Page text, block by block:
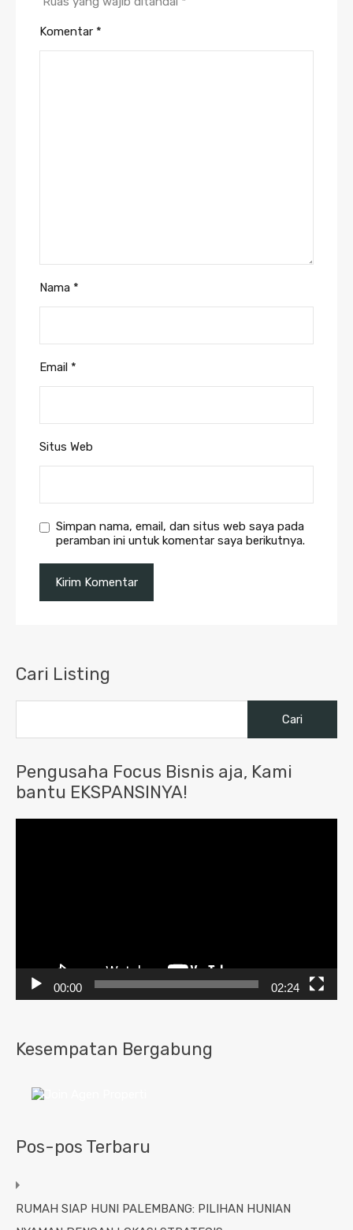
Komentar *
Nama *
Email *
Situs Web
Simpan nama, email, dan situs web saya pada
peramban ini untuk komentar saya berikutnya.
Cari Listing
Pengusaha Focus Bisnis aja, Kami
bantu EKSPANSINYA!
00:00 02:24
Kesempatan Bergabung
Pos-pos Terbaru
RUMAH SIAP HUNI PALEMBANG: PILIHAN HUNIAN